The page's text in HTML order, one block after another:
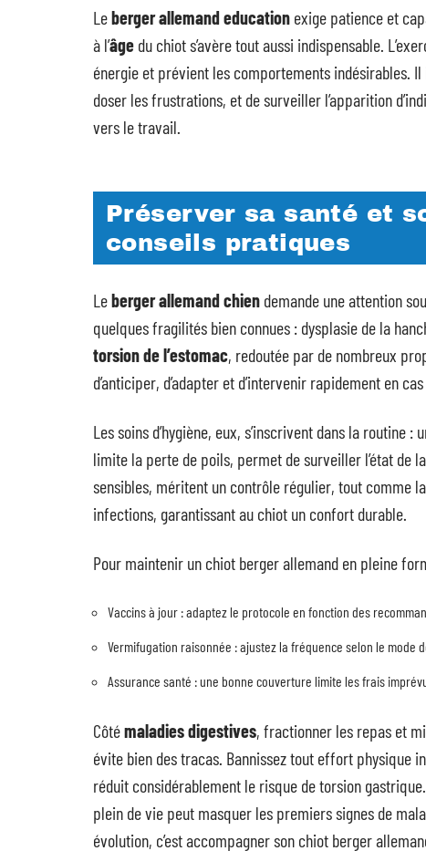
Leberger allemand education exige patience et
à l’âge du chiot s’avère tout aussi indispensable.
énergie et prévient les comportements indésirables.
doser les frustrations, et de surveiller l’apparition
vers le travail.
Préserver sa santé et
conseils pratiques
Leberger allemand chien demande une attention
quelques fragilités bien connues : dysplasie de la
torsion de l’estomac, redoutée par de nombreux
d’anticiper, d’adapter et d’intervenir rapidement en
Les soins d’hygiène, eux, s’inscrivent dans la routine :
limite la perte de poils, permet de surveiller l’état de
sensibles, méritent un contrôle régulier, tout comme
infections, garantissant au chiot un confort durable.
Pour maintenir un chiot berger allemand en pleine
Vaccins à jour : adaptez le protocole en fonction des
Vermifugation raisonnée : ajustez la fréquence selon le mode
Assurance santé : une bonne couverture limite les frais
Côtémaladies digestives, fractionner les repas et
évite bien des tracas. Bannissez tout effort physique
réduit considérablement le risque de torsion
plein de vie peut masquer les premiers signes de
évolution, c’est accompagner son chiot berger